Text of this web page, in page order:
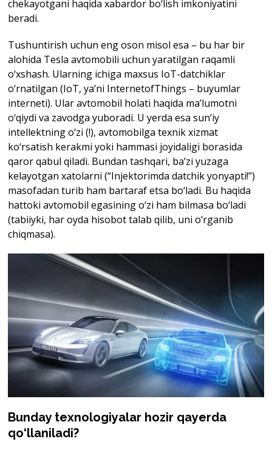
chekayotgani haqida xabardor bo‘lish imkoniyatini
beradi.
Tushuntirish uchun eng oson misol esa – bu har bir
alohida Tesla avtomobili uchun yaratilgan raqamli
o‘xshash. Ularning ichiga maxsus IoT-datchiklar
o‘rnatilgan (IoT, ya’ni InternetofThings – buyumlar
interneti). Ular avtomobil holati haqida ma’lumotni
o‘qiydi va zavodga yuboradi. U yerda esa sun’iy
intellektning o‘zi (!), avtomobilga texnik xizmat
ko‘rsatish kerakmi yoki hammasi joyidaligi borasida
qaror qabul qiladi. Bundan tashqari, ba’zi yuzaga
kelayotgan xatolarni (“Injektorimda datchik yonyapti!”)
masofadan turib ham bartaraf etsa bo‘ladi. Bu haqida
hattoki avtomobil egasining o‘zi ham bilmasa bo‘ladi
(tabiiyki, har oyda hisobot talab qilib, uni o‘rganib
chiqmasa).
Bunday texnologiyalar hozir qayerda
qo‘llaniladi?